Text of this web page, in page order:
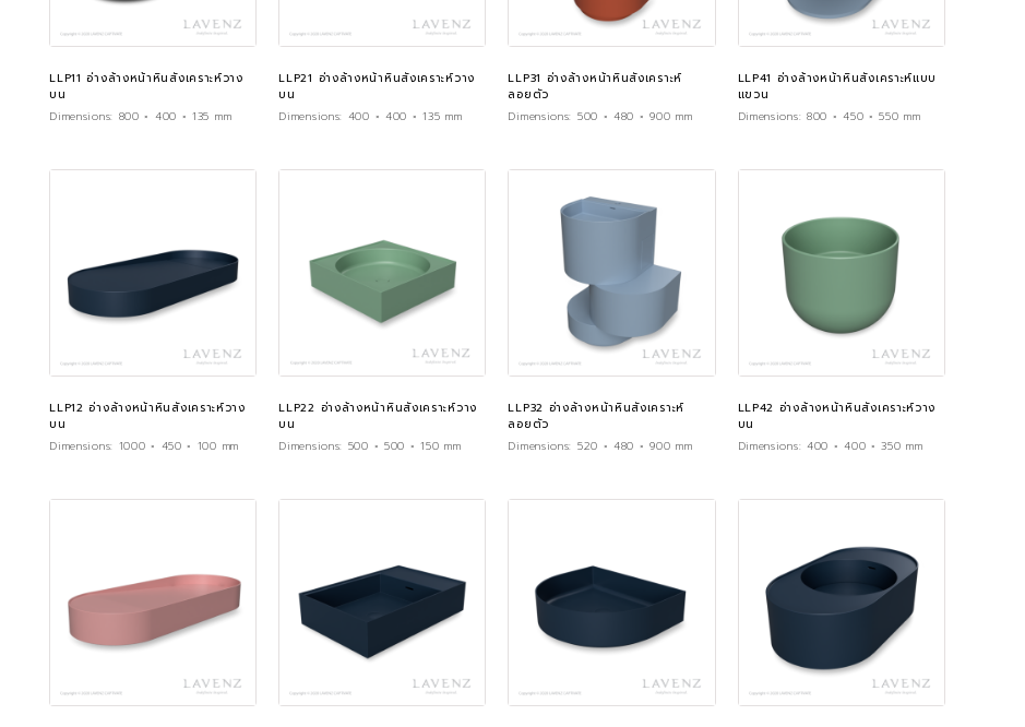
LLP11 อ่างล้างหน้าหินสังเคราะห์วาง
บน
Dimensions: 800 × 400 × 135 mm
LLP21 อ่างล้างหน้าหินสังเคราะห์วาง
บน
Dimensions: 400 × 400 × 135 mm
LLP31 อ่างล้างหน้าหินสังเคราะห์
ลอยตัว
Dimensions: 500 × 480 × 900 mm
LLP41 อ่างล้างหน้าหินสังเคราะห์แบบ
แขวน
Dimensions: 800 × 450 × 550 mm
LLP12 อ่างล้างหน้าหินสังเคราะห์วาง
บน
Dimensions: 1000 × 450 × 100 mm
LLP22 อ่างล้างหน้าหินสังเคราะห์วาง
บน
Dimensions: 500 × 500 × 150 mm
LLP32 อ่างล้างหน้าหินสังเคราะห์
ลอยตัว
Dimensions: 520 × 480 × 900 mm
LLP42 อ่างล้างหน้าหินสังเคราะห์วาง
บน
Dimensions: 400 × 400 × 350 mm